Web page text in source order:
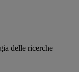
delle ricerche